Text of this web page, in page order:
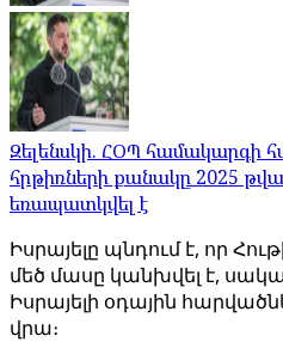
Զելենսկի. ՀՕՊ
հրթիռների քանակը 2025
եռապատկվել է
Իսրայելը պնդում է, որ
մեծ մասը կանխվել է,
Իսրայելի օդային
վրա։